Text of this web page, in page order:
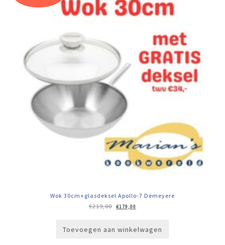
Wok 30cm+glasdeksel Apollo-7 Demeyere
€219,00
Oorspronkelijke
prijs
€179,00
prijs
Toevoegen aan winkelwagen